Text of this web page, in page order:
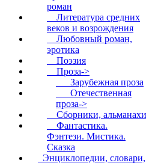
роман
Литература средних
веков и возрождения
Любовный роман,
эротика
Поэзия
Проза->
Зарубежная проза
Отечественная
проза->
Сборники, альманахи
Фантастика.
Фэнтези. Мистика.
Сказка
Энциклопедии, словари,